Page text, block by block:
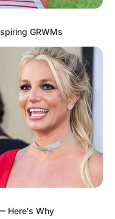
GRWMs
Here's Why